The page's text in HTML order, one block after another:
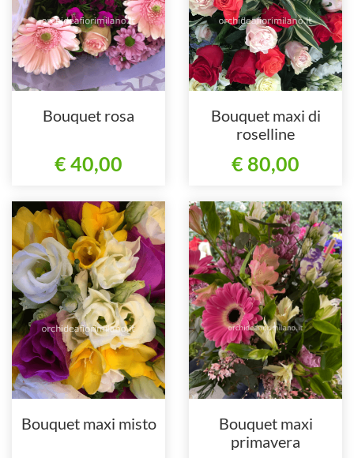
Bouquet rosa
€ 40,00
Bouquet maxi di
roselline
€ 80,00
Bouquet maxi misto
Bouquet maxi
primavera